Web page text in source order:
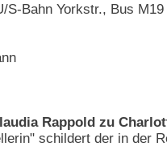
S-Bahn Yorkstr., Bus M19
Rappold zu
schildert der in der